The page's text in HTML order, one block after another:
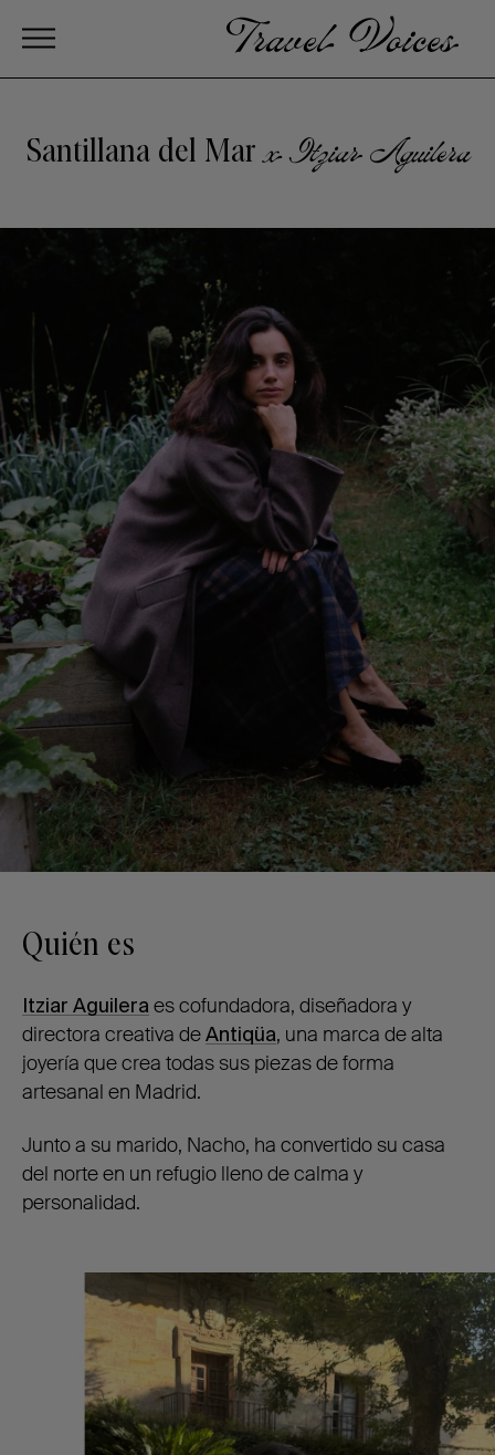
Santillana del Marx Itziar Aguilera
Quién es
Itziar Aguilera es cofundadora, diseñadora y
directora creativa deAntiqüa, una marca de alta
joyería que crea todas sus piezas de forma
artesanal en Madrid.
Junto a su marido, Nacho, ha convertido su casa
del norte en un refugio lleno de calma y
personalidad.